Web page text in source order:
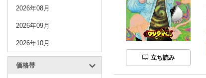
2026年08月
2026年09月
2026年10月
価格帯
立ち読み